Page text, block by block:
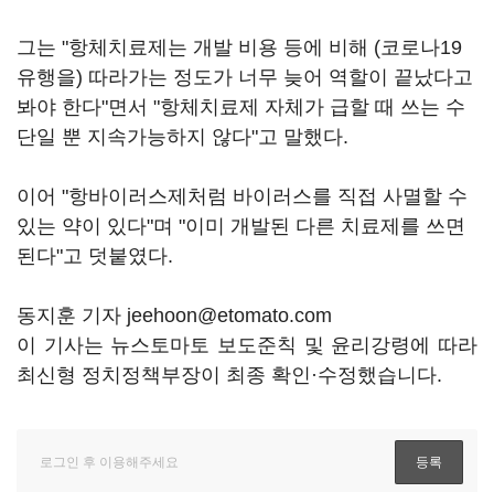
그는 "항체치료제는 개발 비용 등에 비해 (코로나19
유행을) 따라가는 정도가 너무 늦어 역할이 끝났다고
봐야 한다"면서 "항체치료제 자체가 급할 때 쓰는 수
단일 뿐 지속가능하지 않다"고 말했다.
이어 "항바이러스제처럼 바이러스를 직접 사멸할 수
있는 약이 있다"며 "이미 개발된 다른 치료제를 쓰면
된다"고 덧붙였다.
동지훈 기자 jeehoon@etomato.com
이 기사는 뉴스토마토 보도준칙 및 윤리강령에 따라
최신형 정치정책부장이 최종 확인·수정했습니다.